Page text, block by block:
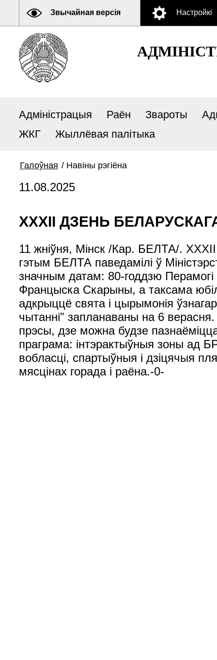
Звычайная версія Настройкі
Адміністрацыя Раён Звароты
ЖКГ
Жыллёвая палітыка
Галоўная / Навiны рэгiёна
11.08.2025
XXXII ДЗЕНЬ
11 жніўня, Мінск /Кар. БЕЛТА/. XXXII
гэтым БЕЛТА паведамілі ў
значным датам: 80-годдзю
Францыска Скарыны, а таксама
адкрыццё свята і цырымонія
чытанні" запланаваны на 6 верасня.
прэсы, дзе можна будзе
праграма: інтэрактыўныя зоны ад
вобласці, спартыўныя і дзіцячыя
мясцінах горада і раёна.-0-